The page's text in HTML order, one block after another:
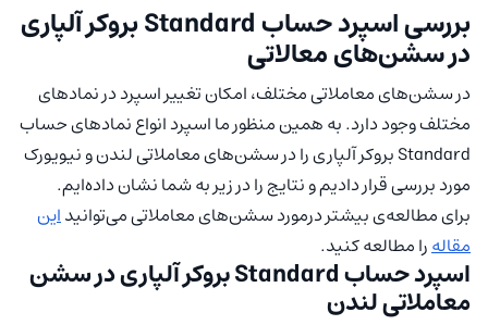
بررسی اسپرد حساب Standard بروکر آلپاری
در سشن‌های معالاتی
در سشن‌های معاملاتی مختلف، امکان تغییر اسپرد در نماد‌های
مختلف وجود دارد. به همین منظور ما اسپرد انواع نمادهای حساب
Standard بروکر آلپاری را در سشن‌های معاملاتی لندن و نیویورک
مورد بررسی قرار دادیم و نتایج را در زیر به شما نشان داده‌ایم.
برای مطالعه‌ی بیشتر درمورد سشن‌های معاملاتی می‌توانیداین
مقالهرا مطالعه کنید.
اسپرد حساب Standard بروکر آلپاری در سشن
معاملاتی لندن